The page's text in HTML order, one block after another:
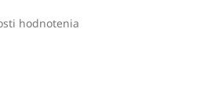
hodnotenia